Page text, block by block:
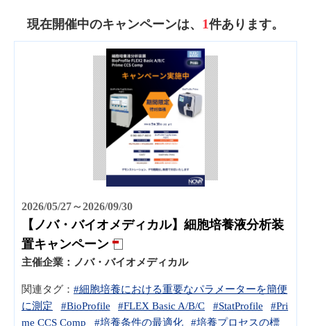
現在開催中のキャンペーンは、 1件あります。
2026/05/27～2026/09/30
【ノバ・バイオメディカル】細胞培養液分析装
置キャンペーン
主催企業： ノバ・バイオメディカル
関連タグ： #細胞培養における重要なパラメーターを簡便
に測定
#BioProfile #FLEX Basic A/B/C #StatProfile
#Pri
me CCS Comp
#培養条件の最適化
#培養プロセスの標